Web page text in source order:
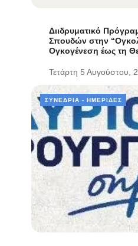
Διιδρυματικό
Σπουδών στην
Ογκογένεση έως τη
Τετάρτη 5 Αυγούστου,
ΣΥΝΈΔΡΙΑ - ΗΜΕΡΊΔΕΣ